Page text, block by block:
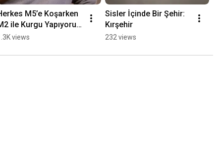
M5’e Koşarken
ile Kurgu Yapıyorum
views
Sisler İçinde Bir Şehir:
Kırşehir
232 views